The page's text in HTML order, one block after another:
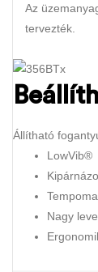
Az üze
tervezték.
Állítható
LowVib®
Nagy